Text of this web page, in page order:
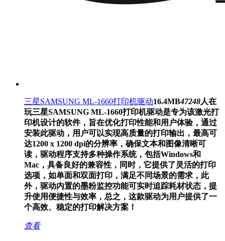
三星SAMSUNG ML-1660打印机驱动16.4MB47248人在
玩三星SAMSUNG ML-1660打印机驱动是专为该激光打
印机设计的软件，旨在优化打印性能和用户体验，通过
安装此驱动，用户可以实现高质量的打印输出，最高可
达1200 x 1200 dpi的分辨率，确保文本和图像清晰可
读，驱动程序支持多种操作系统，包括Windows和
Mac，具备良好的兼容性，同时，它提供了灵活的打印
选项，如单面和双面打印，满足不同场景的需求，此
外，驱动内置的墨粉监控功能可实时追踪耗材状态，提
升使用便捷性与效率，总之，这款驱动为用户提供了一
个高效、稳定的打印解决方案！
查看